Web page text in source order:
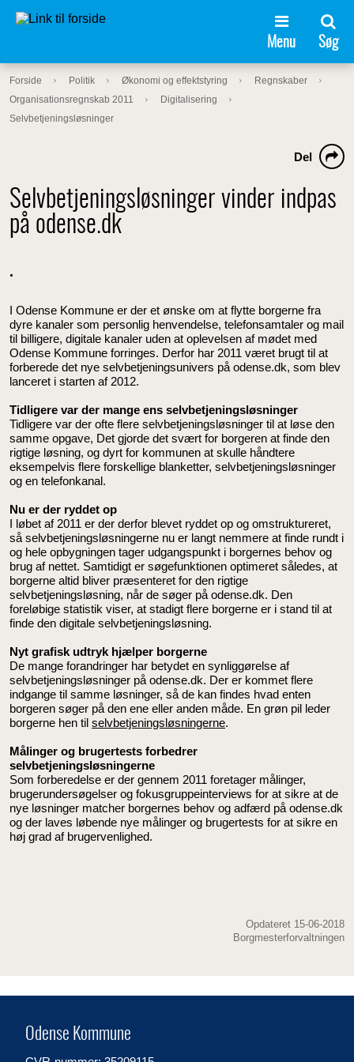
Menu Søg
Forside Politik Økonomi og effektstyring
Regnskaber
Organisationsregnskab 2011
Digitalisering
Selvbetjeningsløsninger
Selvbetjeningsløsninger vinder indpas
på odense.dk
Del
.
I Odense Kommune er der et ønske om at flytte borgerne fra
dyre kanaler som personlig henvendelse, telefonsamtaler og mail
til billigere, digitale kanaler uden at oplevelsen af mødet med
Odense Kommune forringes. Derfor har 2011 været brugt til at
forberede det nye selvbetjeningsunivers på odense.dk, som blev
lanceret i starten af 2012.
Tidligere var der mange ens selvbetjeningsløsninger
Tidligere var der ofte flere selvbetjeningsløsninger til at løse den
samme opgave, Det gjorde det svært for borgeren at finde den
rigtige løsning, og dyrt for kommunen at skulle håndtere
eksempelvis flere forskellige blanketter, selvbetjeningsløsninger
og en telefonkanal.
Nu er der ryddet op
I løbet af 2011 er der derfor blevet ryddet op og omstruktureret,
så selvbetjeningsløsningerne nu er langt nemmere at finde rundt i
og hele opbygningen tager udgangspunkt i borgernes behov og
brug af nettet. Samtidigt er søgefunktionen optimeret således, at
borgerne altid bliver præsenteret for den rigtige
selvbetjeningsløsning, når de søger på odense.dk. Den
foreløbige statistik viser, at stadigt flere borgerne er i stand til at
finde den digitale selvbetjeningsløsning.
Nyt grafisk udtryk hjælper borgerne
De mange forandringer har betydet en synliggørelse af
selvbetjeningsløsninger på odense.dk. Der er kommet flere
indgange til samme løsninger, så de kan findes hvad enten
borgeren søger på den ene eller anden måde. En grøn pil leder
borgerne hen til selvbetjeningsløsningerne.
Målinger og brugertests forbedrer
selvbetjeningsløsningerne
Som forberedelse er der gennem 2011 foretager målinger,
brugerundersøgelser og fokusgruppeinterviews for at sikre at de
nye løsninger matcher borgernes behov og adfærd på odense.dk
og der laves løbende nye målinger og brugertests for at sikre en
høj grad af brugervenlighed.
Opdateret 15-06-2018
Borgmesterforvaltningen
Odense Kommune